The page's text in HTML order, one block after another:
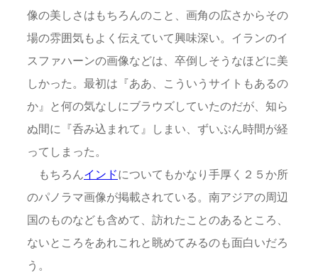
像の美しさはもちろんのこと、画角の広さからその
場の雰囲気もよく伝えていて興味深い。イランのイ
スファハーンの画像などは、卒倒しそうなほどに美
しかった。最初は『ああ、こういうサイトもあるの
か』と何の気なしにブラウズしていたのだが、知ら
ぬ間に『呑み込まれて』しまい、ずいぶん時間が経
ってしまった。
もちろんインドについてもかなり手厚く２５か所
のパノラマ画像が掲載されている。南アジアの周辺
国のものなども含めて、訪れたことのあるところ、
ないところをあれこれと眺めてみるのも面白いだろ
う。